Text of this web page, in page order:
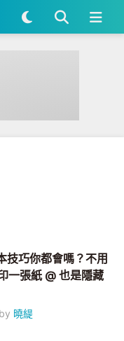
技巧你都會嗎？不用
一張紙 @ 也是隱藏
by 曉緹